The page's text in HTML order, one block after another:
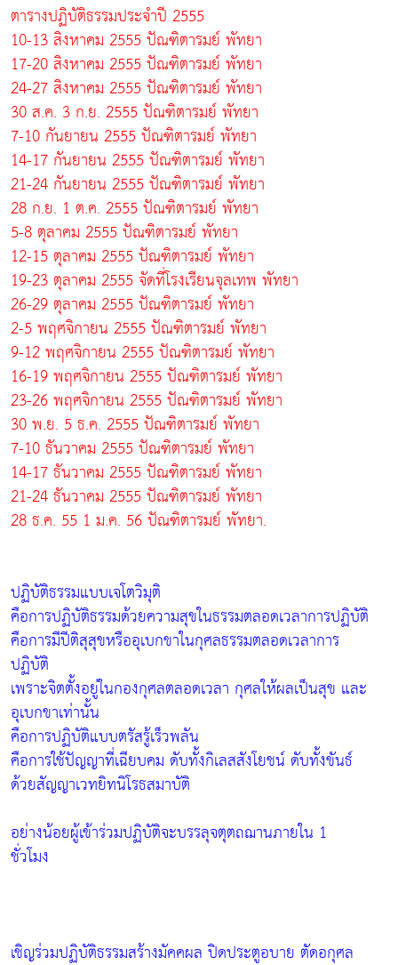
ตารางปฏิบัติธรรมประจำปี 2555
10-13 สิงหาคม 2555 ปัณฑิตารมย์ พัทยา
17-20 สิงหาคม 2555 ปัณฑิตารมย์ พัทยา
24-27 สิงหาคม 2555 ปัณฑิตารมย์ พัทยา
30 ส.ค. 3 ก.ย. 2555 ปัณฑิตารมย์ พัทยา
7-10 กันยายน 2555 ปัณฑิตารมย์ พัทยา
14-17 กันยายน 2555 ปัณฑิตารมย์ พัทยา
21-24 กันยายน 2555 ปัณฑิตารมย์ พัทยา
28 ก.ย. 1 ต.ค. 2555 ปัณฑิตารมย์ พัทยา
5-8 ตุลาคม 2555 ปัณฑิตารมย์ พัทยา
12-15 ตุลาคม 2555 ปัณฑิตารมย์ พัทยา
19-23 ตุลาคม 2555 จัดที่โรงเรียนจุลเทพ พัทยา
26-29 ตุลาคม 2555 ปัณฑิตารมย์ พัทยา
2-5 พฤศจิกายน 2555 ปัณฑิตารมย์ พัทยา
9-12 พฤศจิกายน 2555 ปัณฑิตารมย์ พัทยา
16-19 พฤศจิกายน 2555 ปัณฑิตารมย์ พัทยา
23-26 พฤศจิกายน 2555 ปัณฑิตารมย์ พัทยา
30 พ.ย. 5 ธ.ค. 2555 ปัณฑิตารมย์ พัทยา
7-10 ธันวาคม 2555 ปัณฑิตารมย์ พัทยา
14-17 ธันวาคม 2555 ปัณฑิตารมย์ พัทยา
21-24 ธันวาคม 2555 ปัณฑิตารมย์ พัทยา
28 ธ.ค. 55 1 ม.ค. 56 ปัณฑิตารมย์ พัทยา.
ปฏิบัติธรรมแบบเจโตวิมุติ
คือการปฏิบัติธรรมด้วยความสุขในธรรมตลอดเวลาการปฏิบัติ
คือการมีปีติสุสุขหรืออุเบกขาในกุศลธรรมตลอดเวลาการ
ปฏิบัติ
เพราะจิตตั้งอยู่ในกองกุศลตลอดเวลา กุศลให้ผลเป็นสุข และ
อุเบกขาเท่านั้น
คือการปฏิบัติแบบตรัสรู้เร็วพลัน
คือการใช้ปัญญาที่เฉียบคม ดับทั้งกิเลสสังโยชน์ ดับทั้งขันธ์
ด้วยสัญญาเวทยิทนิโรธสมาบัติ
อย่างน้อยผู้เข้าร่วมปฏิบัติจะบรรลุจตุตถฌานภายใน 1
ชั่วโมง
เชิญร่วมปฏิบัติธรรมสร้างมัคคผล ปิดประตูอบาย ตัดอกุศล